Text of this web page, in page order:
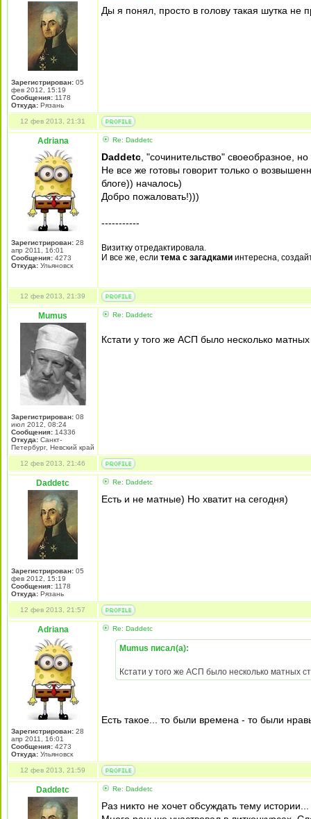
Зарегистрирован: 05
фев 2012, 15:19
Сообщения: 1178
Откуда: Рязань
Ды я понял, просто в голову такая шутка не
12 фев 2013, 21:31
Adriana
Зарегистрирован: 28
апр 2011, 16:01
Сообщения: 4273
Откуда: Ульяновск
Re: Daddetc
Daddetc , "сочинительство" своеобразное,
Не все же готовы говорит только о
блоге)) началось)
Добро пожаловать!)))
-----------
Визитку отредактировала.
И все же, если тема с загадками интересна,
12 фев 2013, 21:39
Mumus
Зарегистрирован: 08
июл 2012, 08:24
Сообщения: 14336
Откуда: Санкт-
Петербург, Невский край
Re: Daddetc
Кстати у того же АСП было несколько
12 фев 2013, 21:46
Daddetc
Зарегистрирован: 05
фев 2012, 15:19
Сообщения: 1178
Откуда: Рязань
Re: Daddetc
Есть и не матные) Но хватит на сегодня)
12 фев 2013, 21:57
Adriana
Зарегистрирован: 28
апр 2011, 16:01
Сообщения: 4273
Откуда: Ульяновск
Re: Daddetc
Mumus писал(а):
Кстати у того же АСП было несколько матных
Есть такое... то были времена - то были
12 фев 2013, 21:59
Daddetc Re: Daddetc
Раз никто не хочет обсуждать тему